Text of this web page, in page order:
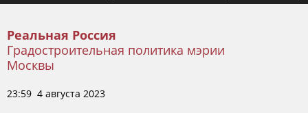
Реальная Россия
Градостроительная политика мэрии
Москвы
23:59 4 августа 2023